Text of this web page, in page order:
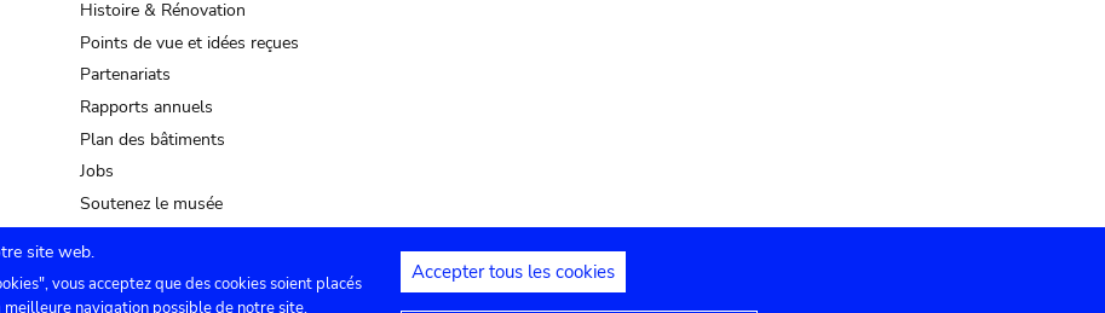
Histoire & Rénovation
Points de vue et idées reçues
Partenariats
Rapports annuels
Plan des bâtiments
Jobs
Soutenez le musée
salles Contact Paramètres de confidentialité Mentions juridiques Déclaration d'accessibilité
site web.
vous acceptez que des cookies soient placés
navigation possible de notre site.
Accepter tous les cookies